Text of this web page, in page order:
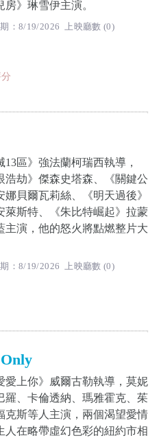
房》琳雪伊主演。
：8/19/2026 上映廳數 (0)
13區》強法蘭柯瑞西執導，
浩劫》傑森史塔森、《關鍵公
娜貝爾瓦莉絲、《明天過後》
萊斯特、《朱比特崛起》拉蒙
主演，他的怒火將點燃整片大
：8/19/2026 上映廳數 (0)
愛上你》威爾古勒執導，莫妮
羅、卡倫透納、瑪雅霍克、茱
克斯等人主演，兩個渴望愛情
人在略帶虛幻色彩的紐約市相